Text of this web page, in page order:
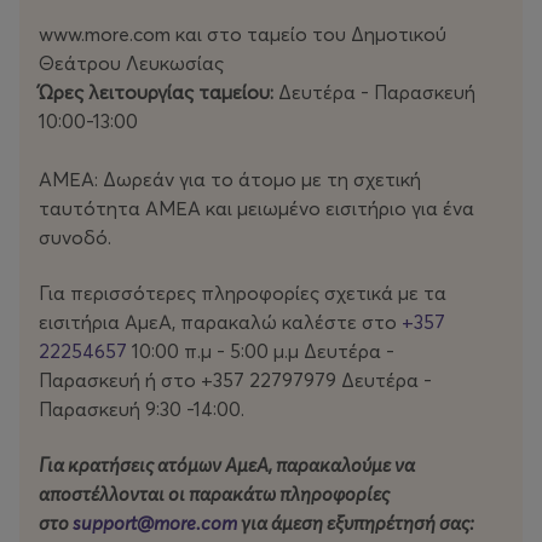
Μέσα σε ένα τοπίο παγκόσμιων συγκρούσεων και
καθημερινής εχθρότητας, αυτή η τρυφερή έκφραση
παιδικής διάθεσης και δημιουργικής ευαισθησίας
αποτελεί μια ωδή στην ταπεινότητα του ανθρώπου,
μεταξύ τους αλλά και με τις δικές τους βεβαιότητες,
προκαταλήψεις και ταυτότητες.
Γολιάθ συνδυάζει τον σύγχρονο χορό με τη θεατρική
πράξη σε μια προσιτή μορφή που απευθύνεται τόσο
στους τακτικούς θεατές των παραστατικών τεχνών
όσο και σε νέο κοινό.
Σε μια εποχή όπου οι προκλήσεις μοιάζουν συχνά
ανυπέρβλητες, δείτε την παράσταση ως μια
υπενθύμιση ότι τα φαινόμενα απατούν και ότι η
www.more.com και στο ταμείο του Δημοτικού
Θεάτρου Λευκωσίας
Ώρες λειτουργίας ταμείου: Δευτέρα - Παρασκευή
10:00-13:00
ΑΜΕΑ: Δωρεάν για το άτομο με τη σχετική
ταυτότητα ΑΜΕΑ και μειωμένο εισιτήριο για ένα
συνοδό.
Για περισσότερες πληροφορίες σχετικά με τα
εισιτήρια ΑμεΑ, παρακαλώ καλέστε στο +357
22254657 10:00 π.μ - 5:00 μ.μ Δευτέρα -
Παρασκευή ή στο +357 22797979 Δευτέρα -
Παρασκευή 9:30 -14:00.
Για κρατήσεις ατόμων ΑμεΑ, παρακαλούμε να
αποστέλλονται οι παρακάτω πληροφορίες
στοsupport@more.comγια άμεση εξυπηρέτησή σας: